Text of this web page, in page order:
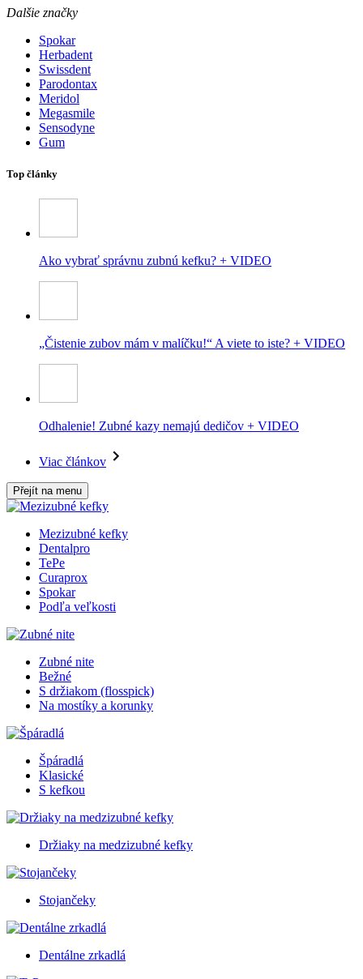
Dalšie značky
Spokar
Herbadent
Swissdent
Parodontax
Meridol
Megasmile
Sensodyne
Gum
Top články
Ako vybrať správnu zubnú kefku? + VIDEO
„Čistenie zubov mám v malíčku!“ A viete to iste? + VIDEO
Odhalenie! Zubné kazy nemajú dedičov + VIDEO
Viac článkov
Přejít na menu
Mezizubné kefky
Dentalpro
TePe
Curaprox
Spokar
Podľa veľkosti
Zubné nite
Bežné
S držiakom (flosspick)
Na mostíky a korunky
Špáradlá
Klasické
S kefkou
Držiaky na medzizubné kefky
Stojančeky
Dentálne zrkadlá